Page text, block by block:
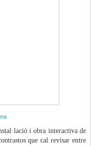
i obra interactiva de
que cal revisar entre